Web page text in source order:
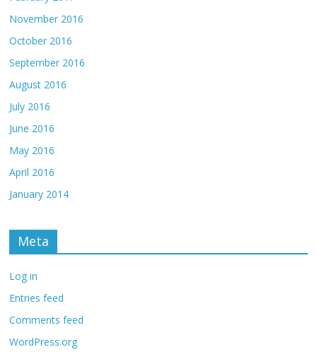
November 2016
October 2016
September 2016
August 2016
July 2016
June 2016
May 2016
April 2016
January 2014
Meta
Log in
Entries feed
Comments feed
WordPress.org